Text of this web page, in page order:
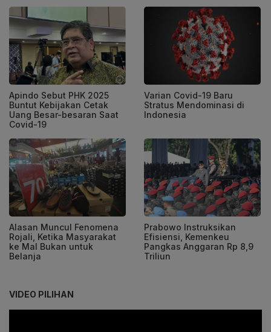
Apindo Sebut PHK 2025
Buntut Kebijakan Cetak
Uang Besar-besaran Saat
Covid-19
Varian Covid-19 Baru
Stratus Mendominasi di
Indonesia
Alasan Muncul Fenomena
Rojali, Ketika Masyarakat
ke Mal Bukan untuk
Belanja
Prabowo Instruksikan
Efisiensi, Kemenkeu
Pangkas Anggaran Rp 8,9
Triliun
VIDEO PILIHAN